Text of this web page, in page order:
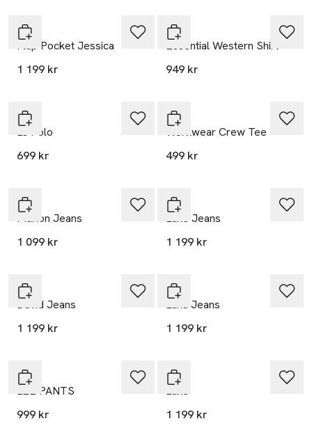
Lee
Flap Pocket Jessica
1 199 kr
Lee
Essential Western Shirt
949 kr
Lee
Ls Polo
699 kr
Lee
Workwear Crew Tee
499 kr
Lee
Marion Jeans
1 099 kr
Lee
Luke Jeans
1 199 kr
Lee
David Jeans
1 199 kr
Lee
Lana Jeans
1 199 kr
Lee
LEE PANTS
999 kr
Lee
Luke
1 199 kr